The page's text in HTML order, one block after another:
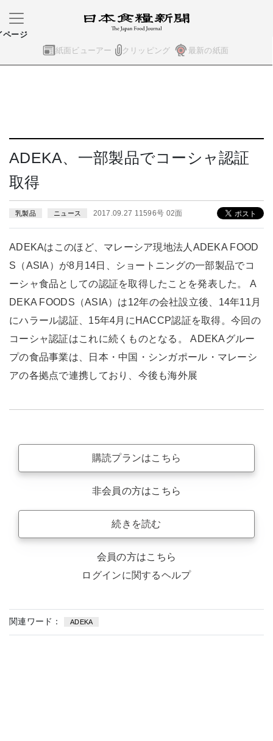
紙面ビューアー クリッピング 最新の紙面
ページ
ADEKA、一部製品でコーシャ認証
取得
乳製品 ニュース 2017.09.27 11596号 02面
ADEKAはこのほど、マレーシア現地法人ADEKA FOOD
S（ASIA）が8月14日、ショートニングの一部製品でコ
ーシャ食品としての認証を取得したことを発表した。 A
DEKA FOODS（ASIA）は12年の会社設立後、14年11月
にハラール認証、15年4月にHACCP認証を取得。今回の
コーシャ認証はこれに続くものとなる。 ADEKAグルー
プの食品事業は、日本・中国・シンガポール・マレーシ
アの各拠点で連携しており、今後も海外展
購読プランはこちら
非会員の方はこちら
続きを読む
会員の方はこちら
ログインに関するヘルプ
関連ワード： ADEKA